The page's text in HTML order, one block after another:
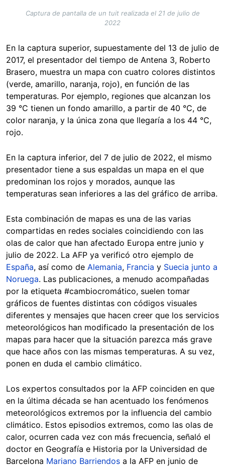
Captura de pantalla de un tuit realizada el 21 de julio de
2022
En la captura superior, supuestamente del 13 de julio de
2017, el presentador del tiempo de Antena 3, Roberto
Brasero, muestra un mapa con cuatro colores distintos
(verde, amarillo, naranja, rojo), en función de las
temperaturas. Por ejemplo, regiones que alcanzan los
39 °C tienen un fondo amarillo, a partir de 40 °C, de
color naranja, y la única zona que llegaría a los 44 °C,
rojo.
En la captura inferior, del 7 de julio de 2022, el mismo
presentador tiene a sus espaldas un mapa en el que
predominan los rojos y morados, aunque las
temperaturas sean inferiores a las del gráfico de arriba.
Esta combinación de mapas es una de las varias
compartidas en redes sociales coincidiendo con las
olas de calor que han afectado Europa entre junio y
julio de 2022. La AFP ya verificó otro ejemplo de
España, así como de Alemania, Francia y Suecia junto a
Noruega. Las publicaciones, a menudo acompañadas
por la etiqueta #cambiocromático, suelen tomar
gráficos de fuentes distintas con códigos visuales
diferentes y mensajes que hacen creer que los servicios
meteorológicos han modificado la presentación de los
mapas para hacer que la situación parezca más grave
que hace años con las mismas temperaturas. A su vez,
ponen en duda el cambio climático.
Los expertos consultados por la AFP coinciden en que
en la última década se han acentuado los fenómenos
meteorológicos extremos por la influencia del cambio
climático. Estos episodios extremos, como las olas de
calor, ocurren cada vez con más frecuencia, señaló el
doctor en Geografía e Historia por la Universidad de
Barcelona Mariano Barriendos a la AFP en junio de